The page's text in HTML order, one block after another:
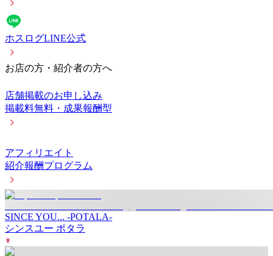
ホスログLINE公式
お店の方・紹介者の方へ
店舗掲載のお申し込み
掲載料無料・成果報酬型
アフィリエイト
紹介報酬プログラム
SINCE YOU... -POTALA-
シンスユー ポタラ